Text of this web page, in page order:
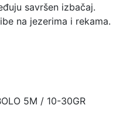
savršen izbačaj.
na jezerima i rekama.
5M / 10-30GR